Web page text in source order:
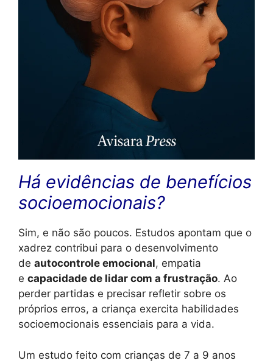
Há evidências de benefícios
socioemocionais?
Sim, e não são poucos. Estudos apontam que o
xadrez contribui para o desenvolvimento
de autocontrole emocional, empatia
e capacidade de lidar com a frustração. Ao
perder partidas e precisar refletir sobre os
próprios erros, a criança exercita habilidades
socioemocionais essenciais para a vida.
Um estudo feito com crianças de 7 a 9 anos